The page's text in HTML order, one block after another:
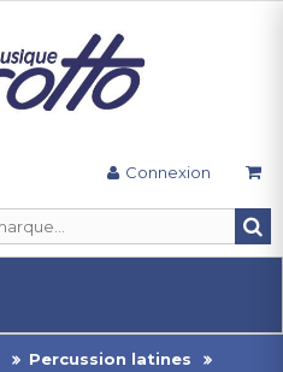
Connexion
Percussion latines